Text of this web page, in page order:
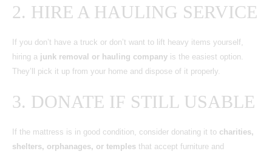
2. HIRE A HAULING SERVICE
If you don’t have a truck or don’t want to lift heavy items yourself,
hiring a junk removal or hauling company is the easiest option.
They’ll pick it up from your home and dispose of it properly.
3. DONATE IF STILL USABLE
If the mattress is in good condition, consider donating it to charities,
shelters, orphanages, or temples that accept furniture and